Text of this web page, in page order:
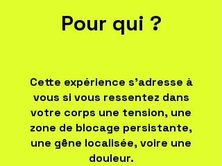
Pour qui ?
Cette expérience s’adresse à
vous si vous ressentez dans
votre corps une tension, une
zone de blocage persistante,
une gêne localisée, voire une
douleur.